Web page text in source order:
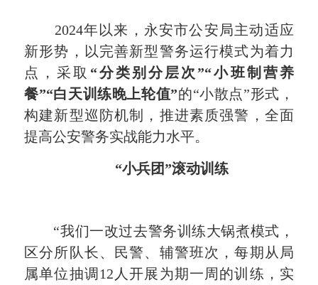
2024年以来，永安市公安局主动适应
新形势，以完善新型警务运行模式为着力
点，采取 “分类别分层次”“小班制营养
餐”“白天训练晚上轮值”的“小散点”形式，
构建新型巡防机制，推进素质强警，全面
提高公安警务实战能力水平。
“小兵团”滚动训练
“我们一改过去警务训练大锅煮模式，
区分所队长、民警、辅警班次，每期从局
属单位抽调12人开展为期一周的训练，实